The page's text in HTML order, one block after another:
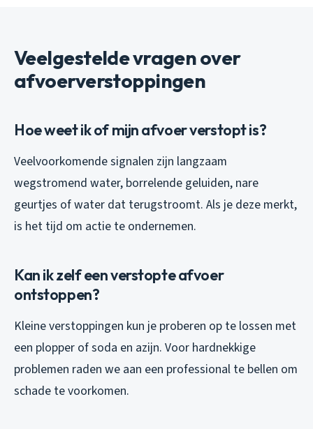
Veelgestelde vragen over
afvoerverstoppingen
Hoe weet ik of mijn afvoer verstopt is?
Veelvoorkomende signalen zijn langzaam
wegstromend water, borrelende geluiden, nare
geurtjes of water dat terugstroomt. Als je deze merkt,
is het tijd om actie te ondernemen.
Kan ik zelf een verstopte afvoer
ontstoppen?
Kleine verstoppingen kun je proberen op te lossen met
een plopper of soda en azijn. Voor hardnekkige
problemen raden we aan een professional te bellen om
schade te voorkomen.